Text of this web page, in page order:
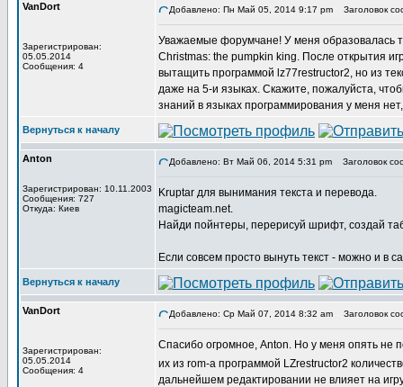
VanDort
Зарегистрирован:
05.05.2014
Сообщения: 4
Добавлено: Пн Май 05, 2014 9:17 pm Заголовок
Уважаемые форумчане! У меня образовалась
Christmas: the pumpkin king. После открытия
вытащить программой lz77restructor2, но из
даже на 5-и языках. Скажите, пожалуйста,
знаний в языках программирования у меня
Вернуться к началу
Anton
Зарегистрирован: 10.11.2003
Сообщения: 727
Откуда: Киев
Добавлено: Вт Май 06, 2014 5:31 pm Заголовок
Kruptar для вынимания текста и перевода.
magicteam.net.
Найди пойнтеры, перерисуй шрифт, создай
Если совсем просто вынуть текст - можно и в
Вернуться к началу
VanDort
Зарегистрирован:
05.05.2014
Сообщения: 4
Добавлено: Ср Май 07, 2014 8:32 am Заголовок
Cпасибо огромное, Anton. Но у меня опять не
их из rom-а программой LZrestructor2
дальнейшем редактировании не влияет на